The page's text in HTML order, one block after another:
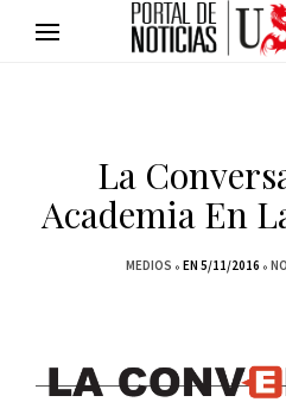
La
Academia En
MEDIOS EN 5/11/2016